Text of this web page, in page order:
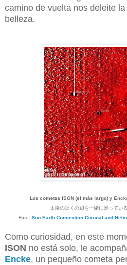
camino de vuelta nos deleite
belleza.
Los cometas ISON (el más largo) y
太陽の近くの辺を一緒に巡ってい
Foto: Sun Earth Connection Coronal and
Como curiosidad, en este
ISON no está solo, le
Encke, un pequeño cometa